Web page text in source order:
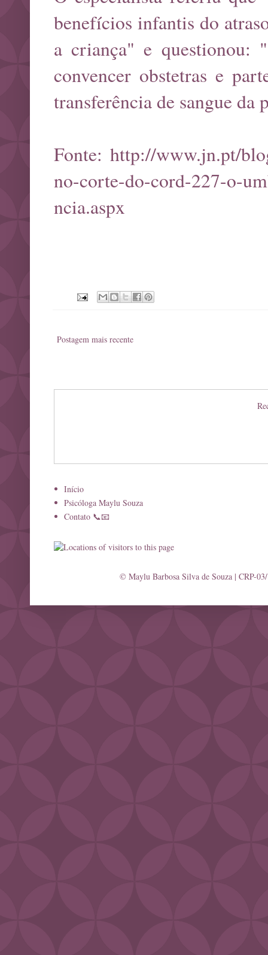
benefícios infantis do
a criança" e questionou:
convencer obstetras e
transferência de sangue
Fonte: http://www.jn.pt/
no-corte-do-cord-227-o-
ncia.aspx
Postagem mais recente
Início
Psicóloga Maylu Souza
Contato 📞📧
© Maylu Barbosa Silva de Souza | CRP-